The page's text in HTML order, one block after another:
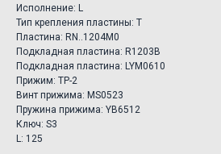
Исполнение: L
Тип крепления пластины: T
Пластина: RN..1204M0
Подкладная пластина: R1203B
Подкладная пластина: LYM0610
Прижим: TP-2
Винт прижима: MS0523
Пружина прижима: YB6512
Ключ: S3
L: 125